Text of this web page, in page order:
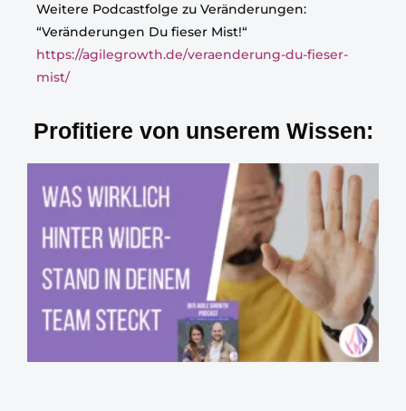
Weitere Podcastfolge zu Veränderungen:
“Veränderungen Du fieser Mist!“
https://agilegrowth.de/veraenderung-du-fieser-
mist/
Profitiere von unserem Wissen: